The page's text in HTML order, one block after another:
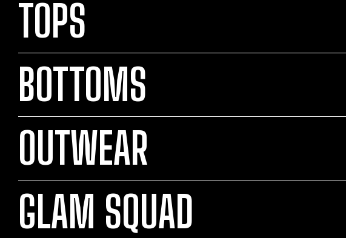
TOPS
BOTTOMS
OUTWEAR
GLAM SQUAD